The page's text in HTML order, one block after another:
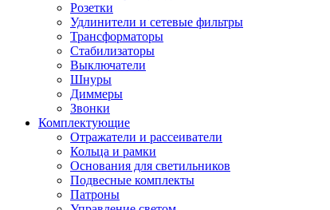
Розетки
Удлинители и сетевые фильтры
Трансформаторы
Стабилизаторы
Выключатели
Шнуры
Диммеры
Звонки
Комплектующие
Отражатели и рассеиватели
Кольца и рамки
Основания для светильников
Подвесные комплекты
Патроны